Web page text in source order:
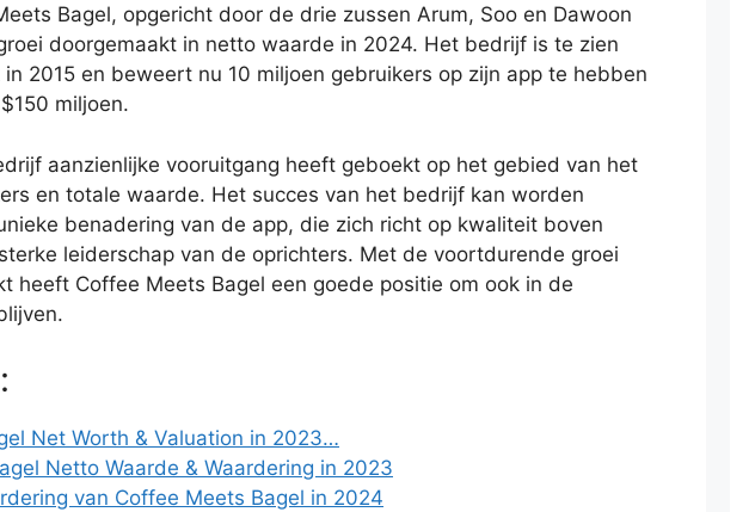
Bagel, opgericht door de drie zussen Arum, Soo en Dawoon
doorgemaakt in netto waarde in 2024. Het bedrijf is te zien
2015 en beweert nu 10 miljoen gebruikers op zijn app te hebben
miljoen.
aanzienlijke vooruitgang heeft geboekt op het gebied van het
en totale waarde. Het succes van het bedrijf kan worden
benadering van de app, die zich richt op kwaliteit boven
leiderschap van de oprichters. Met de voortdurende groei
heeft Coffee Meets Bagel een goede positie om ook in de
Net Worth & Valuation in 2023…
Netto Waarde & Waardering in 2023
van Coffee Meets Bagel in 2024